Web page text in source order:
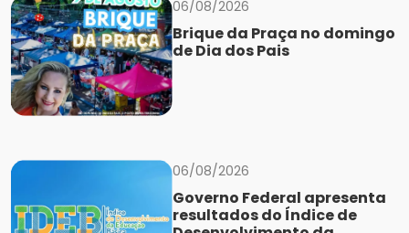
06/08/2026
Brique da Praça no domingo
de Dia dos Pais
06/08/2026
Governo Federal apresenta
resultados do Índice de